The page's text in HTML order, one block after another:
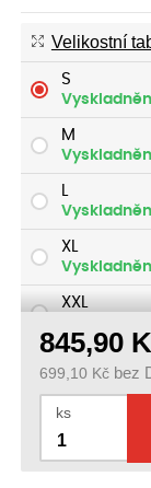
Velikostní
S
M
L
XL
XXL
3XL
845,90
699,10 Kč bez
ks